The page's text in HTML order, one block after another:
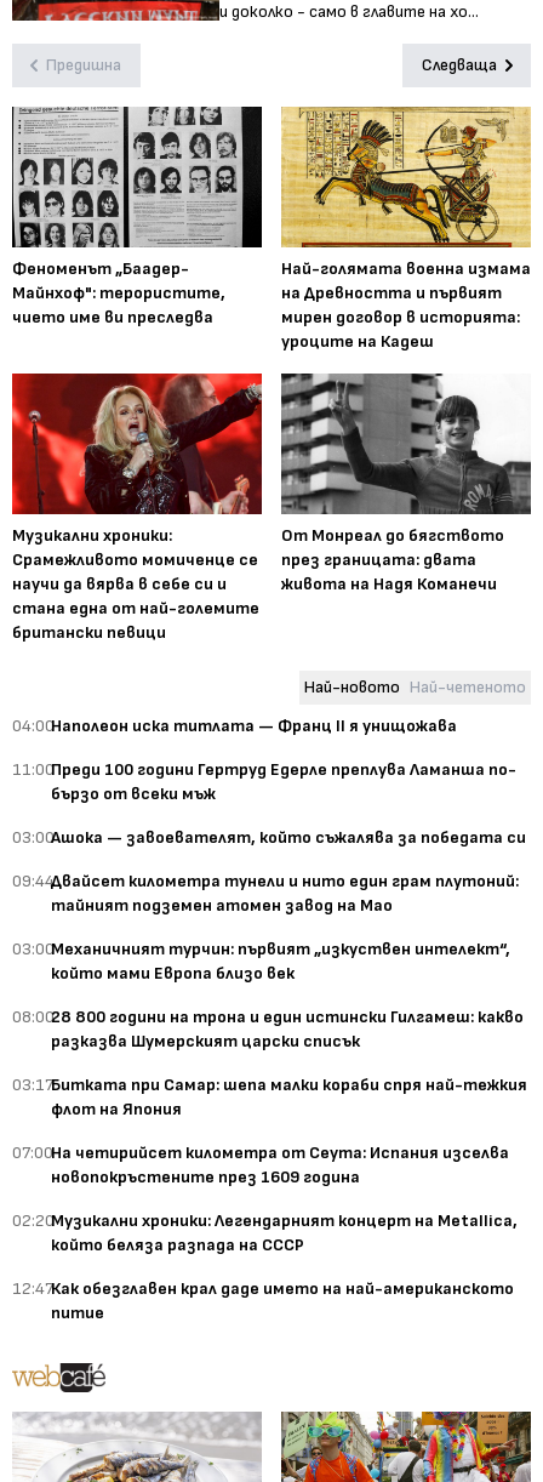
и доколко - само в главите на хо...
Предишна Следваща
Феноменът „Баадер-
Майнхоф": терористите,
чието име ви преследва
Най-голямата военна измама
на Древността и първият
мирен договор в историята:
уроците на Кадеш
Музикални хроники:
Срамежливото момиченце се
научи да вярва в себе си и
стана една от най-големите
британски певици
От Монреал до бягството
през границата: двата
живота на Надя Команечи
Най-новото Най-четеното
04:00Наполеон иска титлата — Франц II я унищожава
11:00Преди 100 години Гертруд Едерле преплува Ламанша по-
бързо от всеки мъж
03:00Ашока — завоевателят, който съжалява за победата си
09:44Двайсет километра тунели и нито един грам плутоний:
тайният подземен атомен завод на Мао
03:00Механичният турчин: първият „изкуствен интелект“,
който мами Европа близо век
08:0028 800 години на трона и един истински Гилгамеш: какво
разказва Шумерският царски списък
03:17Битката при Самар: шепа малки кораби спря най-тежкия
флот на Япония
07:00На четирийсет километра от Сеута: Испания изселва
новопокръстените през 1609 година
02:20Музикални хроники: Легендарният концерт на Metallica,
който беляза разпада на СССР
12:47Как обезглавен крал даде името на най-американското
питие